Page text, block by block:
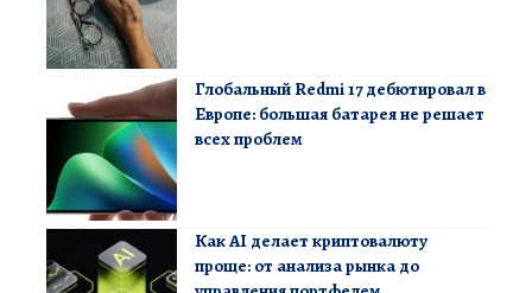
Глобальный Redmi 17 дебютировал в
Европе: большая батарея не решает
всех проблем
Как AI делает криптовалюту
проще: от анализа рынка до